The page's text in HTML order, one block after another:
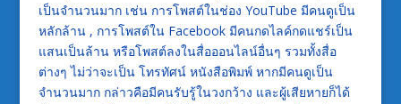
เป็นจำนวนมาก เช่น การโพสต์ในช่อง YouTube มีคนดูเป็น
หลักล้าน , การโพสต์ใน Facebook มีคนกดไลค์กดแชร์เป็น
แสนเป็นล้าน หรือโพสต์ลงในสื่อออนไลน์อื่นๆ รวมทั้งสื่อ
ต่างๆ ไม่ว่าจะเป็น โทรทัศน์ หนังสือพิมพ์ หากมีคนดูเป็น
จำนวนมาก กล่าวคือมีคนรับรู้ในวงกว้าง และผู้เสียหายก็ได้